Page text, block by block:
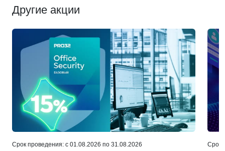
Другие акции
Срок проведения: c 01.08.2026 по 31.08.2026 Срок